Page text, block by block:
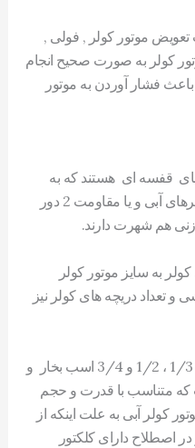
تعویض موتور کولر , فولی ,
کولر به صورت صحیح انجام
فشار آوردن به موتور
قفسه ای هستند که به
علت استفاده از خازن در برخی کولرهای آبی و یا مقاومت 2 دور
هم شهرت دارند.
به سایز موتور کولر
و تعداد دریچه های کولر نیز
قدرت این نوع موتور بصورت 1/4 , 1/3 ، 1/2 و 3/4 اسب بخار و
که متناسب با قدرت و حجم
کولر آبی به علت اینکه از
اصطلاح دارای کلکتور